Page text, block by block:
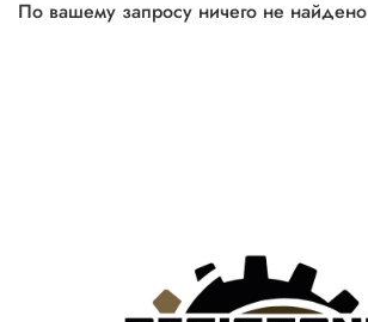
По вашему запросу ничего не найдено